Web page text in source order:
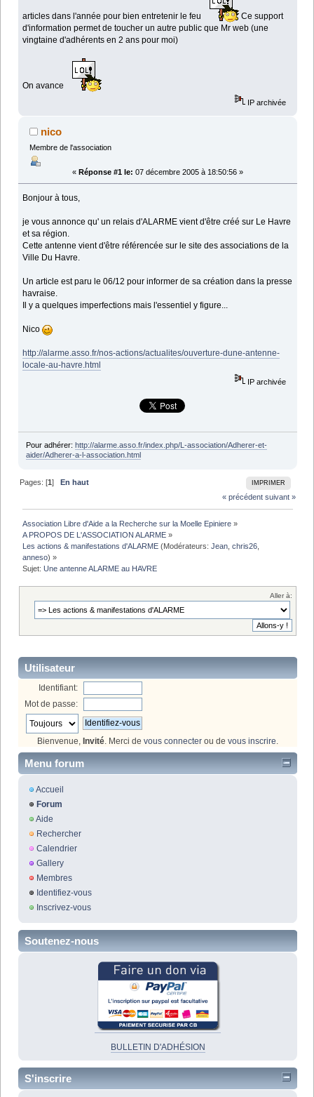
articles dans l'année pour bien entretenir le feu
Ce support
d'information permet de toucher un autre public que Mr web (une
vingtaine d'adhérents en 2 ans pour moi)
On avance
IP archivée
nico
Membre de l'association
« Réponse #1 le: 07 décembre 2005 à 18:50:56 »
Bonjour à tous,
je vous annonce qu' un relais d'ALARME vient d'être créé sur Le Havre
et sa région.
Cette antenne vient d'être référencée sur le site des associations de la
Ville Du Havre.
Un article est paru le 06/12 pour informer de sa création dans la presse
havraise.
Il y a quelques imperfections mais l'essentiel y figure...
Nico
http://alarme.asso.fr/nos-actions/actualites/ouverture-dune-antenne-
locale-au-havre.html
IP archivée
Pour adhérer: http://alarme.asso.fr/index.php/L-association/Adherer-et-
aider/Adherer-a-l-association.html
IMPRIMER
Pages: [1]En haut
« précédent suivant »
Association Libre d'Aide a la Recherche sur la Moelle Epiniere »
A PROPOS DE L'ASSOCIATION ALARME »
Les actions & manifestations d'ALARME (Modérateurs:Jean ,chris26
anneso) »
Sujet:Une antenne ALARME au HAVRE
Aller à:
Utilisateur
Identifiant:
Mot de passe:
Bienvenue, Invité . Merci de vous connecter ou de vous inscrire
Menu forum
Accueil
Forum
Aide
Rechercher
Calendrier
Gallery
Membres
Identifiez-vous
Inscrivez-vous
Soutenez-nous
BULLETIN D'ADHÉSION
S'inscrire